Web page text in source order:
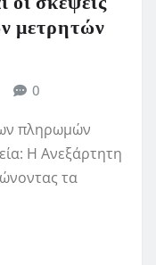
μετρητών
0
πληρωμών
Η Ανεξάρτητη
τα